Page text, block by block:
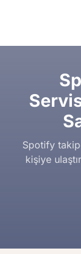
Spotify
kişiye